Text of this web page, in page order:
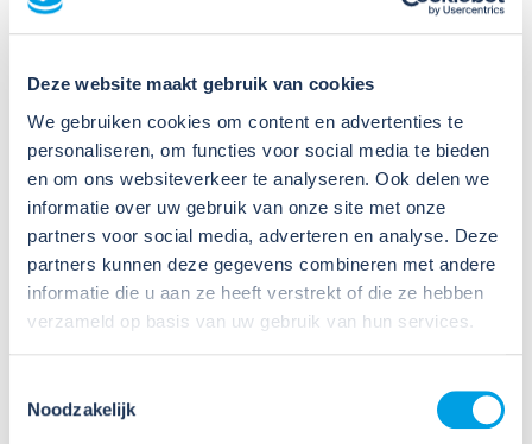
Deze website maakt gebruik van cookies
We gebruiken cookies om content en advertenties te
personaliseren, om functies voor social media te bieden
en om ons websiteverkeer te analyseren. Ook delen we
informatie over uw gebruik van onze site met onze
partners voor social media, adverteren en analyse. Deze
partners kunnen deze gegevens combineren met andere
informatie die u aan ze heeft verstrekt of die ze hebben
verzameld op basis van uw gebruik van hun services.
Noodzakelijk
Meer nieuws
09